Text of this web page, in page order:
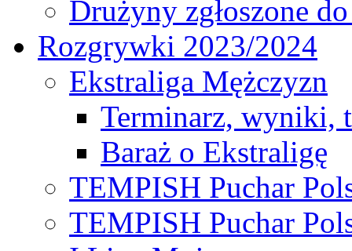
Drużyny zgłoszone
Rozgrywki 2023/2024
Ekstraliga Mężczyzn
Terminarz, wyniki,
Baraż o Ekstraligę
TEMPISH Puchar
TEMPISH Puchar